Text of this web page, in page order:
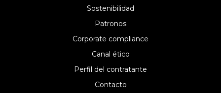
Sostenibilidad
Patronos
Corporate compliance
Canal ético
Perfil del contratante
Contacto